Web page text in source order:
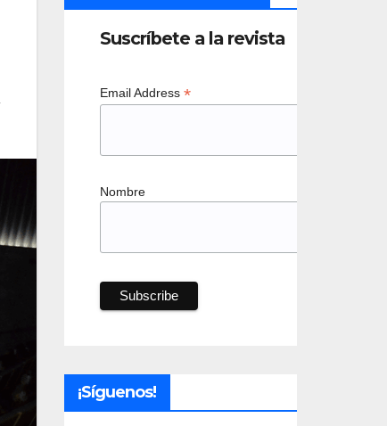
Suscríbete a la revista
Email Address *
Nombre
¡Síguenos!